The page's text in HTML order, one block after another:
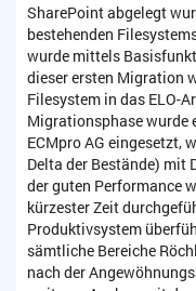
SharePoint abgelegt
bestehenden
wurde mittels
dieser ersten Migration
Filesystem in das ELO-
Migrationsphase wurde
ECMpro AG eingesetzt,
Delta der Bestände) mit
der guten Performance
kürzester Zeit
Produktivsystem
sämtliche Bereiche
nach der